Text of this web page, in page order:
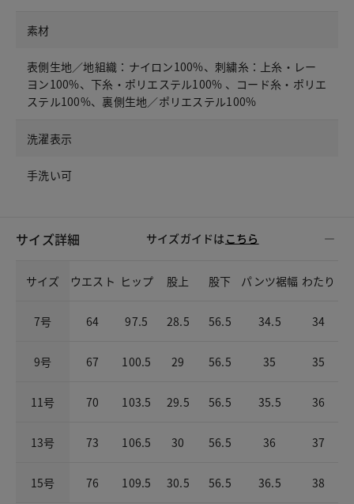
素材
表側生地／地組織：ナイロン100%、刺繍糸：上糸・レー
ヨン100%、下糸・ポリエステル100% 、コード糸・ポリエ
ステル100%、裏側生地／ポリエステル100%
洗濯表示
手洗い可
サイズ詳細 サイズガイドは こちら
サイズ ウエスト ヒップ 股上 股下 パンツ裾幅 わたり
7号 64 97.5 28.5 56.5 34.5 34
9号 67 100.5 29 56.5 35 35
11号 70 103.5 29.5 56.5 35.5 36
13号 73 106.5 30 56.5 36 37
15号 76 109.5 30.5 56.5 36.5 38